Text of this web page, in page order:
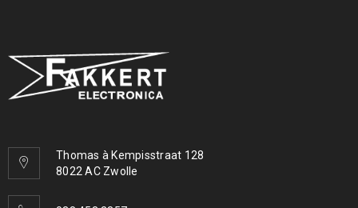
Thomas à Kempisstraat 128
8022 AC Zwolle